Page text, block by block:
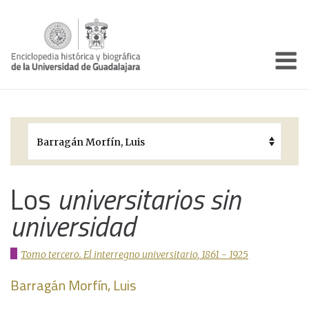
Períodos Históricos
Galería
Documentos institucionales
Los universitarios sin
universidad
Tomo tercero. El interregno universitario, 1861 - 1925
Barragán Morfín, Luis